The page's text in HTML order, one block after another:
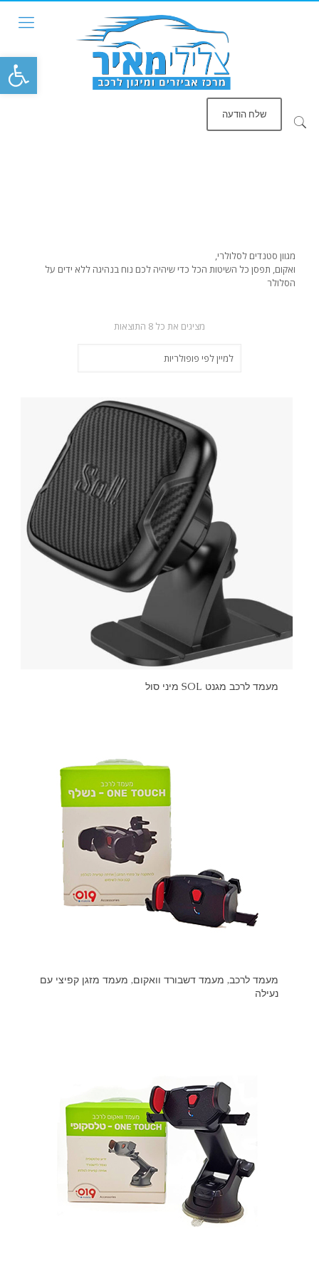
פתח
שלח הודעה
מגוון סטנדים לסלולרי,
ואקום, תפסן כל השיטות הכל כדי שיהיה לכם נוח בנהיגה ללא ידים על
הסלולר
מציגים את כל ⁦8⁩ התוצאות
מעמד לרכב מגנט SOL מיני סול
מעמד לרכב, מעמד דשבורד וואקום, מעמד מזגן קפיצי עם
נעילה